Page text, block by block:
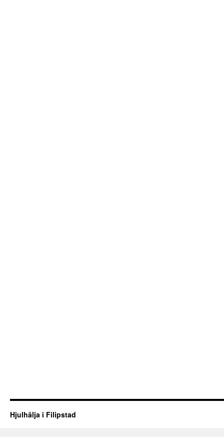
Hjulhälja i Filipstad